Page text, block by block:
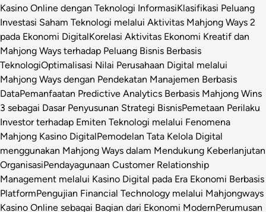
Kasino Online dengan Teknologi InformasiKlasifikasi Peluang
Investasi Saham Teknologi melalui Aktivitas Mahjong Ways 2
pada Ekonomi DigitalKorelasi Aktivitas Ekonomi Kreatif dan
Mahjong Ways terhadap Peluang Bisnis Berbasis
TeknologiOptimalisasi Nilai Perusahaan Digital melalui
Mahjong Ways dengan Pendekatan Manajemen Berbasis
DataPemanfaatan Predictive Analytics Berbasis Mahjong Wins
3 sebagai Dasar Penyusunan Strategi BisnisPemetaan Perilaku
Investor terhadap Emiten Teknologi melalui Fenomena
Mahjong Kasino DigitalPemodelan Tata Kelola Digital
menggunakan Mahjong Ways dalam Mendukung Keberlanjutan
OrganisasiPendayagunaan Customer Relationship
Management melalui Kasino Digital pada Era Ekonomi Berbasis
PlatformPengujian Financial Technology melalui Mahjongways
Kasino Online sebagai Bagian dari Ekonomi ModernPerumusan